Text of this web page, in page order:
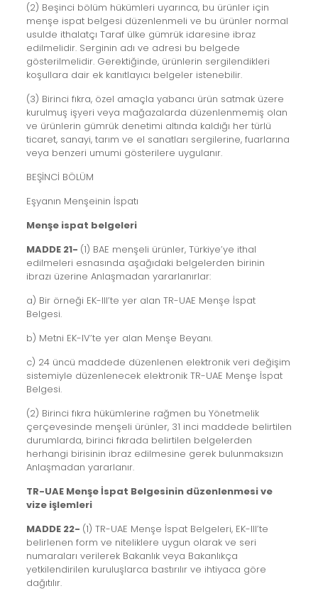
(2) Beşinci bölüm hükümleri uyarınca, bu ürünler için
menşe ispat belgesi düzenlenmeli ve bu ürünler normal
usulde ithalatçı Taraf ülke gümrük idaresine ibraz
edilmelidir. Serginin adı ve adresi bu belgede
gösterilmelidir. Gerektiğinde, ürünlerin sergilendikleri
koşullara dair ek kanıtlayıcı belgeler istenebilir.
(3) Birinci fıkra, özel amaçla yabancı ürün satmak üzere
kurulmuş işyeri veya mağazalarda düzenlenmemiş olan
ve ürünlerin gümrük denetimi altında kaldığı her türlü
ticaret, sanayi, tarım ve el sanatları sergilerine, fuarlarına
veya benzeri umumi gösterilere uygulanır.
BEŞİNCİ BÖLÜM
Eşyanın Menşeinin İspatı
Menşe ispat belgeleri
MADDE 21- (1) BAE menşeli ürünler, Türkiye’ye ithal
edilmeleri esnasında aşağıdaki belgelerden birinin
ibrazı üzerine Anlaşmadan yararlanırlar:
a) Bir örneği EK-III’te yer alan TR-UAE Menşe İspat
Belgesi.
b) Metni EK-IV’te yer alan Menşe Beyanı.
c) 24 üncü maddede düzenlenen elektronik veri değişim
sistemiyle düzenlenecek elektronik TR-UAE Menşe İspat
Belgesi.
(2) Birinci fıkra hükümlerine rağmen bu Yönetmelik
çerçevesinde menşeli ürünler, 31 inci maddede belirtilen
durumlarda, birinci fıkrada belirtilen belgelerden
herhangi birisinin ibraz edilmesine gerek bulunmaksızın
Anlaşmadan yararlanır.
TR-UAE Menşe İspat Belgesinin düzenlenmesi ve
vize işlemleri
MADDE 22- (1) TR-UAE Menşe İspat Belgeleri, EK-III’te
belirlenen form ve niteliklere uygun olarak ve seri
numaraları verilerek Bakanlık veya Bakanlıkça
yetkilendirilen kuruluşlarca bastırılır ve ihtiyaca göre
dağıtılır.